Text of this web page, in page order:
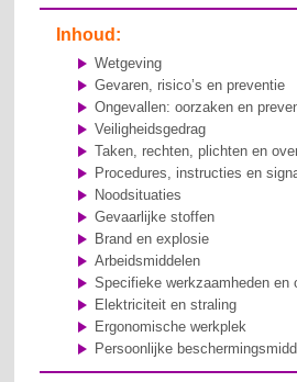
Inhoud:
Wetgeving
Gevaren, risico’s en preventie
Ongevallen: oorzaken en
Veiligheidsgedrag
Taken, rechten, plichten en
Procedures, instructies en
Noodsituaties
Gevaarlijke stoffen
Brand en explosie
Arbeidsmiddelen
Specifieke werkzaamheden en
Elektriciteit en straling
Ergonomische werkplek
Persoonlijke